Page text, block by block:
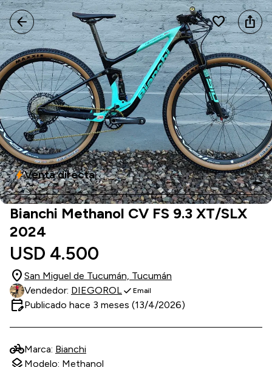
arrow_back favorite ios_share
boltVenta directa
Bianchi Methanol CV FS 9.3 XT/SLX
2024
USD 4.500
location_on San Miguel de Tucumán, Tucumán
Vendedor: DIEGOROLcheck Email
edit_calendarPublicado hace 3 meses (13/4/2026)
pedal_bikeMarca: Bianchi
Modelo: Methanol